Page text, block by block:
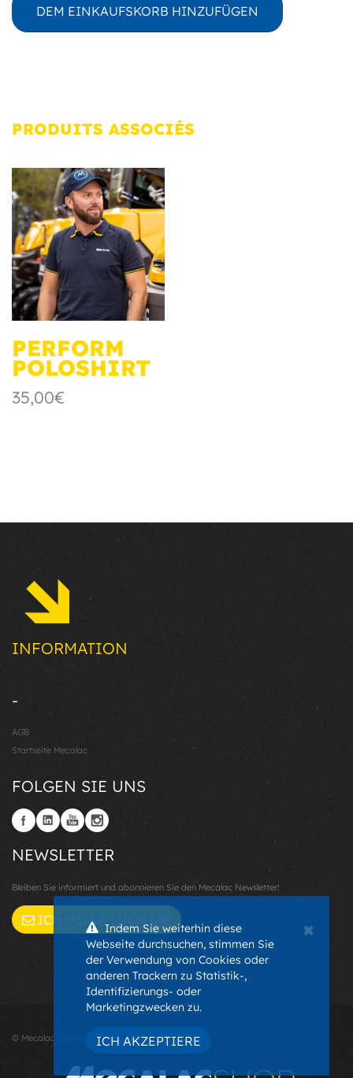
DEM EINKAUFSKORB HINZUFÜGEN
PRODUITS ASSOCIÉS
PERFORM
POLOSHIRT
35,00€
INFORMATION
-
AGB
Startseite Mecalac
FOLGEN SIE UNS
NEWSLETTER
Bleiben Sie informiert und abonnieren Sie den Mecalac Newsletter!
ICH MELDE MICH AN!
© Mecalac Copyright 2026 - EU -
×
Indem Sie weiterhin diese
Webseite durchsuchen, stimmen Sie
der Verwendung von Cookies oder
anderen Trackern zu Statistik-,
Identifizierungs- oder
Marketingzwecken zu.
ICH AKZEPTIERE